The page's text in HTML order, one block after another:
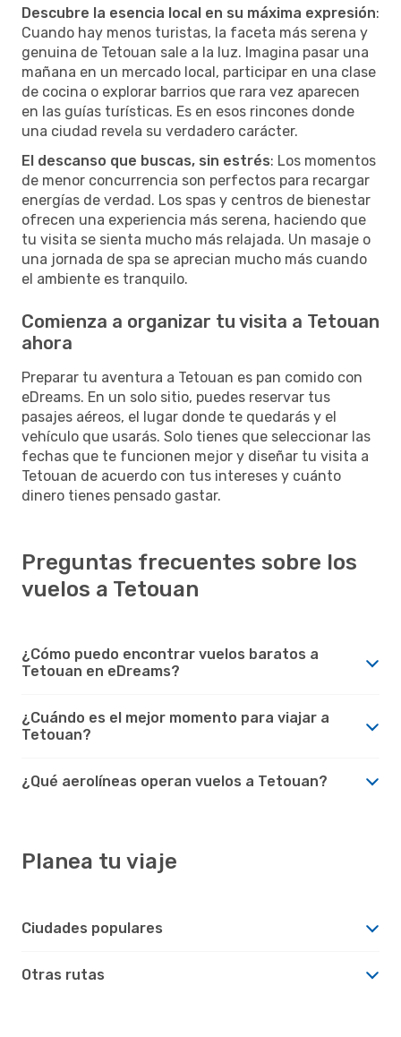
Descubre la esencia local en su máxima expresión:
Cuando hay menos turistas, la faceta más serena y
genuina de Tetouan sale a la luz. Imagina pasar una
mañana en un mercado local, participar en una clase
de cocina o explorar barrios que rara vez aparecen
en las guías turísticas. Es en esos rincones donde
una ciudad revela su verdadero carácter.
El descanso que buscas, sin estrés: Los momentos
de menor concurrencia son perfectos para recargar
energías de verdad. Los spas y centros de bienestar
ofrecen una experiencia más serena, haciendo que
tu visita se sienta mucho más relajada. Un masaje o
una jornada de spa se aprecian mucho más cuando
el ambiente es tranquilo.
Comienza a organizar tu visita a Tetouan
ahora
Preparar tu aventura a Tetouan es pan comido con
eDreams. En un solo sitio, puedes reservar tus
pasajes aéreos, el lugar donde te quedarás y el
vehículo que usarás. Solo tienes que seleccionar las
fechas que te funcionen mejor y diseñar tu visita a
Tetouan de acuerdo con tus intereses y cuánto
dinero tienes pensado gastar.
Preguntas frecuentes sobre los
vuelos a Tetouan
¿Cómo puedo encontrar vuelos baratos a
Tetouan en eDreams?
¿Cuándo es el mejor momento para viajar a
Tetouan?
¿Qué aerolíneas operan vuelos a Tetouan?
Planea tu viaje
Ciudades populares
Otras rutas